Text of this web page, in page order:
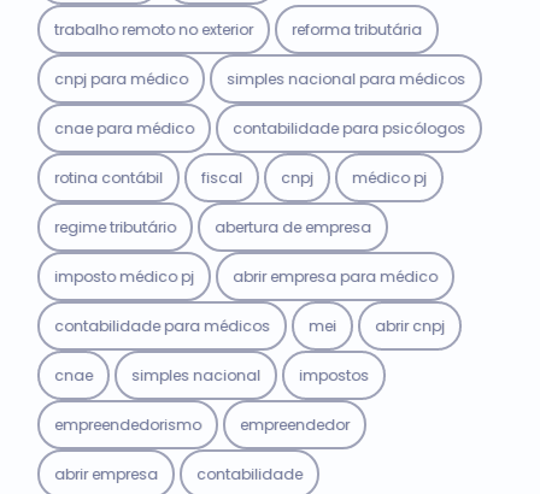
trabalho remoto no exterior reforma tributária
cnpj para médico simples nacional para médicos
cnae para médico contabilidade para psicólogos
rotina contábil fiscal cnpj médico pj
regime tributário abertura de empresa
imposto médico pj abrir empresa para médico
contabilidade para médicos mei abrir cnpj
cnae simples nacional impostos
empreendedorismo empreendedor
abrir empresa contabilidade